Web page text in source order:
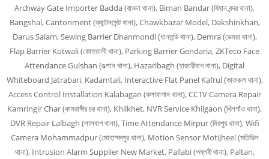
Archway Gate Importer Badda (বাড্ডা থানা), Biman Bandar (বিমান বন্দর থানা),
Bangshal, Cantonment (ক্যান্টনমেন্ট থানা), Chawkbazar Model, Dakshinkhan,
Darus Salam, Sewing Barrier Dhanmondi (ধানমন্ডি থানা), Demra (ডেমরা থানা),
Flap Barrier Kotwali (কোতয়ালী থানা), Parking Barrier Gendaria, ZKTeco Face
Attendance Gulshan (গুল্শান থানা), Hazaribagh (হাজারীবাগ থানা), Digital
Whiteboard Jatrabari, Kadamtali, Interactive Flat Panel Kafrul (কাফরুল থানা),
Access Control Installation Kalabagan (কলাবাগান থানা), CCTV Camera Repair
Kamringir Char (কামরাঙ্গীর চর থানা), Khilkhet, NVR Service Khilgaon (খিলগাঁও থানা),
DVR Repair Lalbagh (লালবাগ থানা), Time Attendance Mirpur (মিরপুর থানা), Wifi
Camera Mohammadpur (মোহাম্মদপুর থানা), Motion Sensor Motijheel (মতিঝিল
থানা), Intrusion Alarm Supplier New Market, Pallabi (পল্লবী থানা), Paltan,